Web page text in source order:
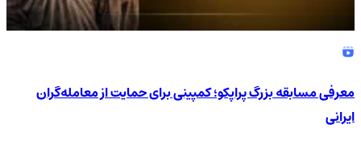
معرفی مسابقه بزرگ پراپکو؛ کمپینی برای حمایت از معامله‌گران
ایرانی